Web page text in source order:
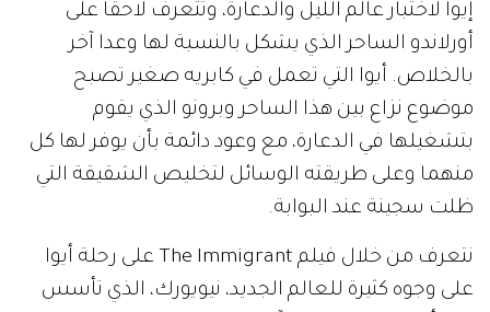
إيوا لاختبار عالم الليل والدعارة، وتتعرف لاحقا على
أورلاندو الساحر الذي يشكل بالنسبة لها وعدا آخر
بالخلاص. أيوا التي تعمل في كابريه صغير تصبح
موضوع نزاع بين هذا الساحر وبرونو الذي يقوم
بتشغيلها في الدعارة، مع وعود دائمة بأن يوفر لها كل
منهما وعلى طريقته الوسائل لتخليص الشقيقة التي
ظلت سجينة عند البوابة.
نتعرف من خلال فيلم The Immigrant على رحلة أيوا
على وجوه كثيرة للعالم الجديد، نيويورك، الذي تأسس